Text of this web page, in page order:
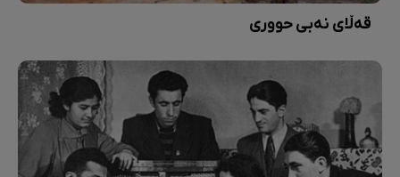
قەڵای نەبی حووری